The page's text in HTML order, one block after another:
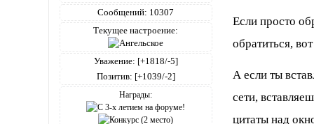
Сообщений: 10307
Текущее настроение:
Уважение: [+1818/-5]
Позитив: [+1039/-2]
Награды:
Если просто
обратиться,
А если ты
сети,
цитаты над